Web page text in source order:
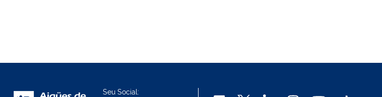
Seu Social: